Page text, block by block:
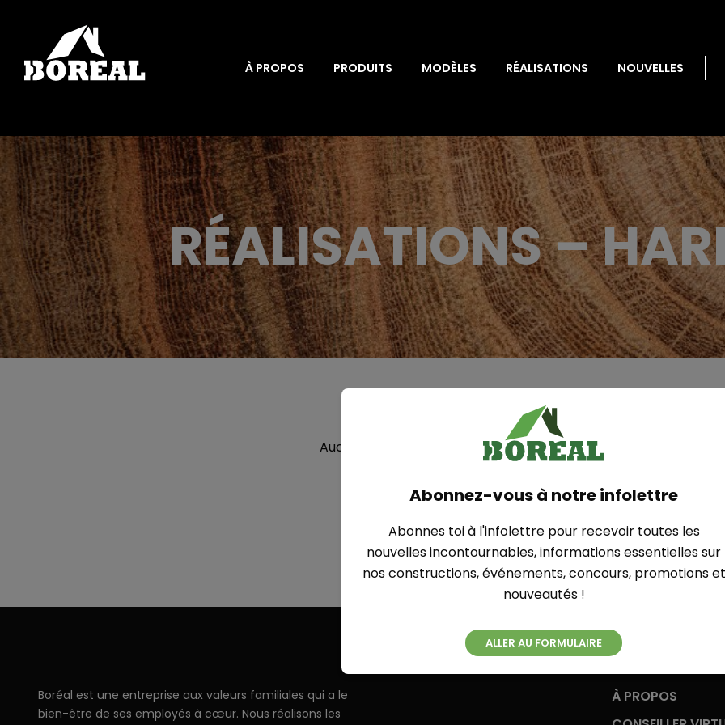
À PROPOS PRODUITS MODÈLES RÉALISATIONS NOUVELLES
RÉALISATIONS –
Aucune réalisation basée sur notre modèle Harricana pour le
Abonnez-vous à notre infolettre
Abonnes toi à l'infolettre pour recevoir toutes les
nouvelles incontournables, informations essentielles sur
nos constructions, événements, concours, promotions et
nouveautés !
ALLER AU FORMULAIRE
Boréal est une entreprise aux valeurs familiales qui a le
bien-être de ses employés à cœur. Nous réalisons les
À PROPOS